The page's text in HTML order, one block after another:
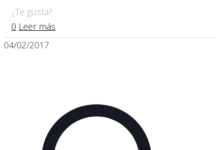
¿Te gusta?
0 Leer más
04/02/2017